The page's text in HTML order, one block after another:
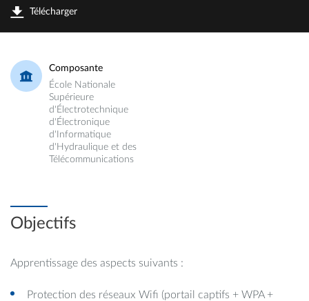
Télécharger
Composante
École Nationale
Supérieure
d'Électrotechnique
d'Électronique
d'Informatique
d'Hydraulique et des
Télécommunications
Objectifs
Apprentissage des aspects suivants :
Protection des réseaux Wifi (portail captifs + WPA +